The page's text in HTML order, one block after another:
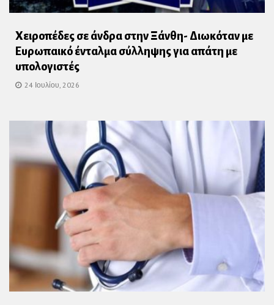
Χειροπέδες σε άνδρα στην Ξάνθη- Διωκόταν με
Ευρωπαικό ένταλμα σύλληψης για απάτη με
υπολογιστές
24 Ιουλίου, 2026